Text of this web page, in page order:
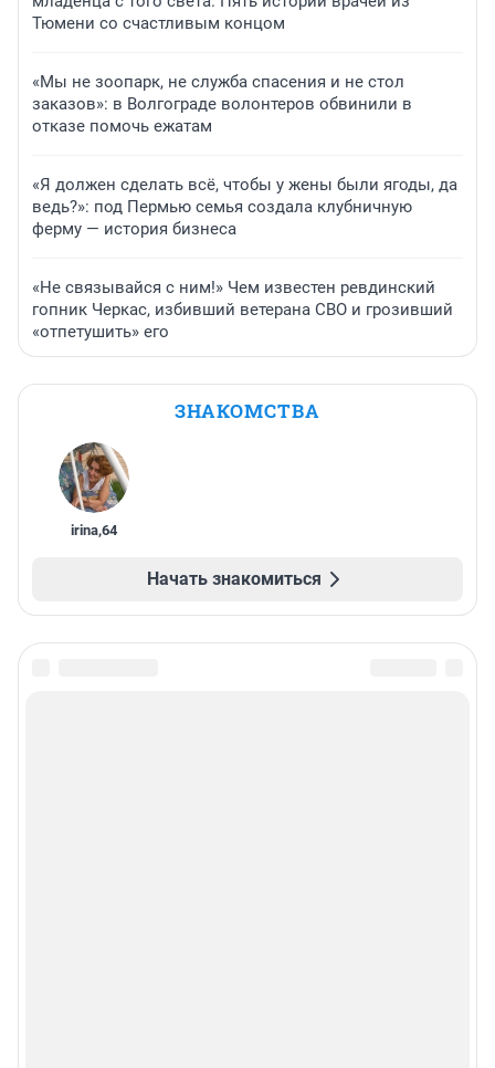
Тюмени со счастливым концом
«Мы не зоопарк, не служба спасения и не стол
заказов»: в Волгограде волонтеров обвинили в
отказе помочь ежатам
«Я должен сделать всё, чтобы у жены были ягоды, да
ведь?»: под Пермью семья создала клубничную
ферму — история бизнеса
«Не связывайся с ним!» Чем известен ревдинский
гопник Черкас, избивший ветерана СВО и грозивший
«отпетушить» его
ЗНАКОМСТВА
irina,64
Начать знакомиться